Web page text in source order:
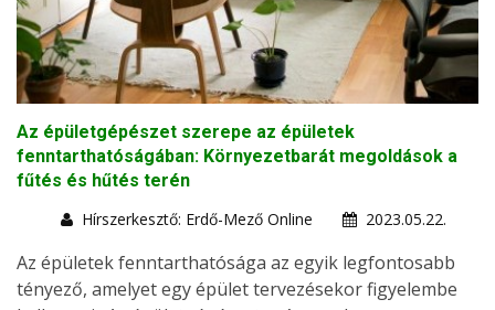
Az épületgépészet szerepe az épületek
fenntarthatóságában: Környezetbarát megoldások a
fűtés és hűtés terén
Hírszerkesztő: Erdő-Mező Online
2023.05.22.
Az épületek fenntarthatósága az egyik legfontosabb
tényező, amelyet egy épület tervezésekor figyelembe